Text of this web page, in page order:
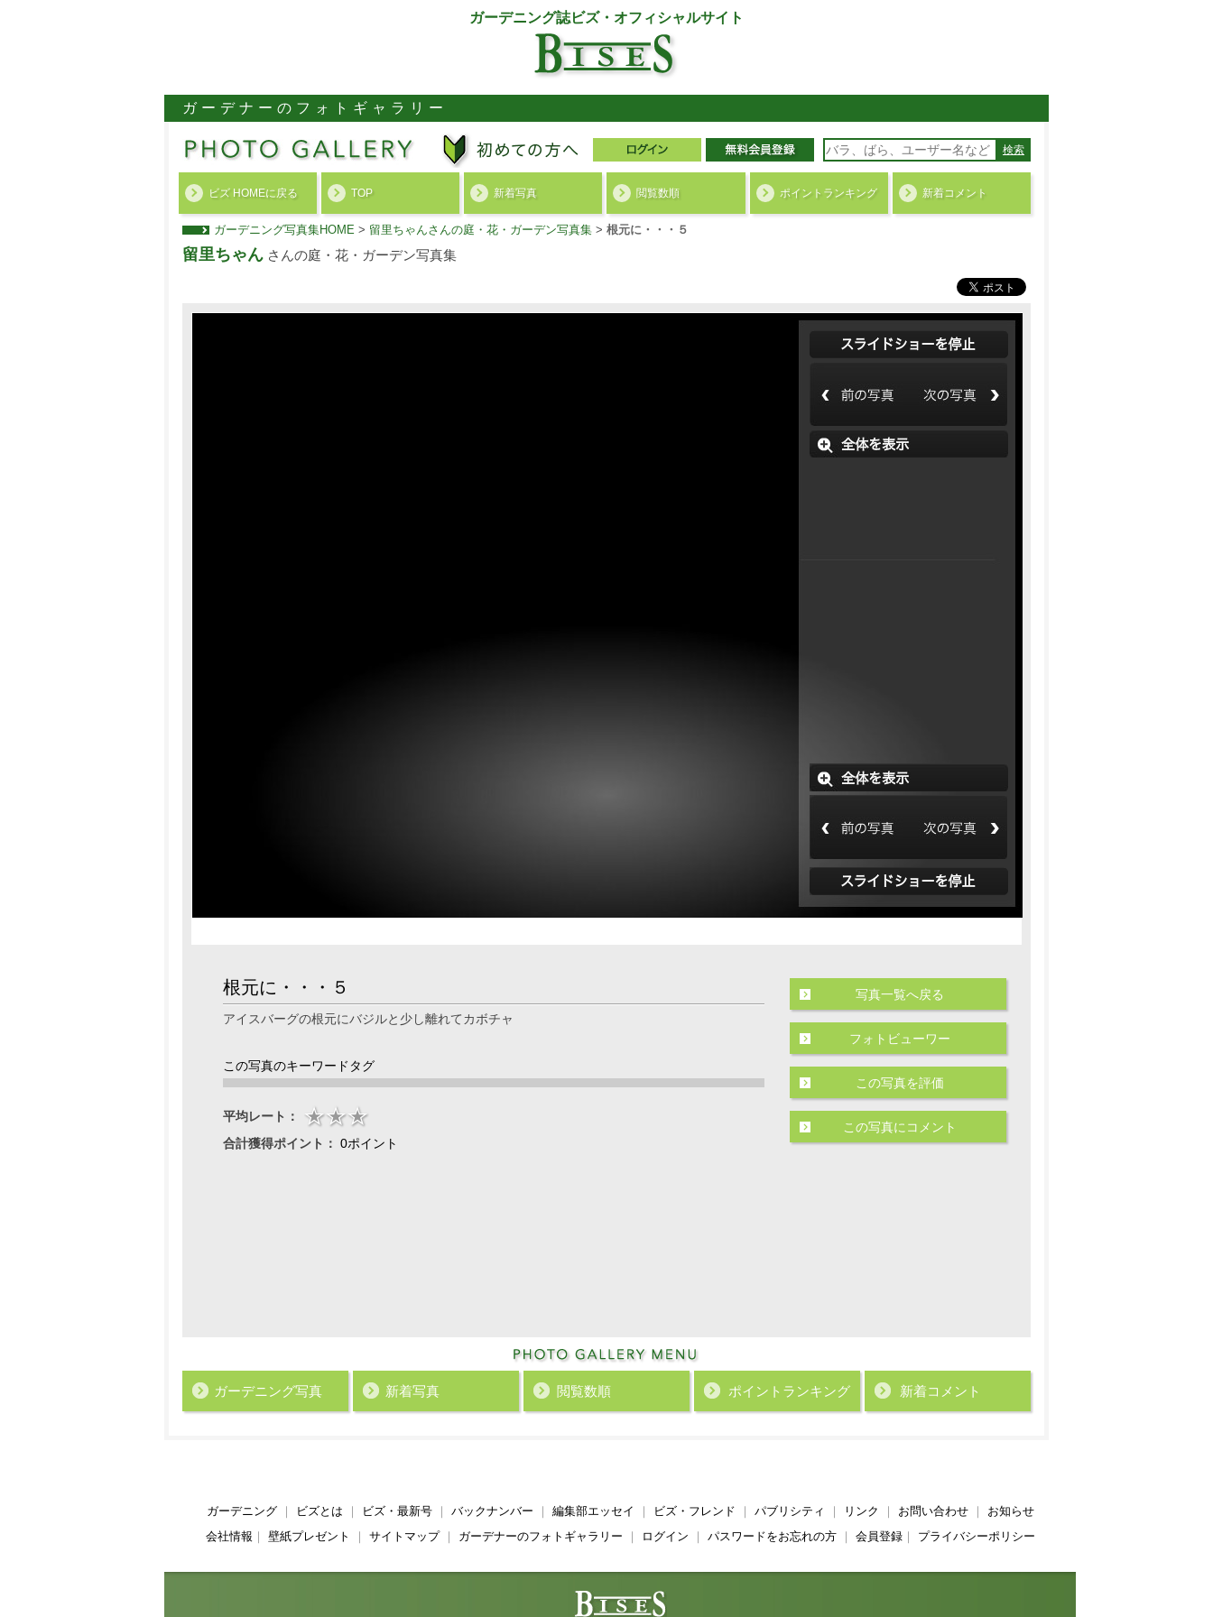
ガーデニング誌ビズ・オフィシャルサイト
ガーデナーのフォトギャラリー
検索
ビズ HOMEに戻る TOP 新着写真 閲覧数順 ポイント ランキング 新着コメント
ガーデニング写真集HOME > 留里ちゃんさんの庭・花・ガーデン写真集 > 根元に・・・５
留里ちゃん さんの庭・花・ガーデン写真集
根元に・・・５
アイスバーグの根元にバジルと少し離れてカボチャ
この写真のキーワードタグ
平均レート：
合計獲得ポイント： 0ポイント
写真一覧へ戻る
フォトビューワー
この写真を評価
この写真にコメント
ガーデニング写真 新着写真 閲覧数順 ポイント ランキング 新着コメント
ガーデニング｜ ビズとは ビズ・最新号｜ バックナンバー 編集部エッセイ ビズ・フレンド パブリシティ リンク お問い合わせ｜ お知らせ
会社情報
壁紙プレゼント サイトマップ｜ ガーデナーのフォトギャラリー ログイン パスワードをお忘れの方｜ 会員登録｜ プライバシーポリシー